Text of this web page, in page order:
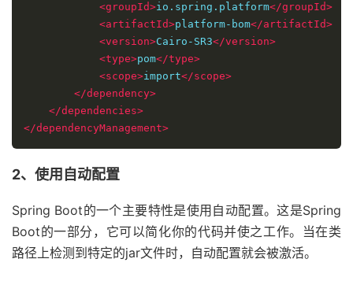
<groupId>io.spring.platform</groupId>
<artifactId>platform-bom</artifactId>
<version>Cairo-SR3</version>
<type>pom</type>
<scope>import</scope>
</dependency>
</dependencies>
</dependencyManagement>
2、使用自动配置
Spring Boot的一个主要特性是使用自动配置。这是Spring
Boot的一部分，它可以简化你的代码并使之工作。当在类
路径上检测到特定的jar文件时，自动配置就会被激活。